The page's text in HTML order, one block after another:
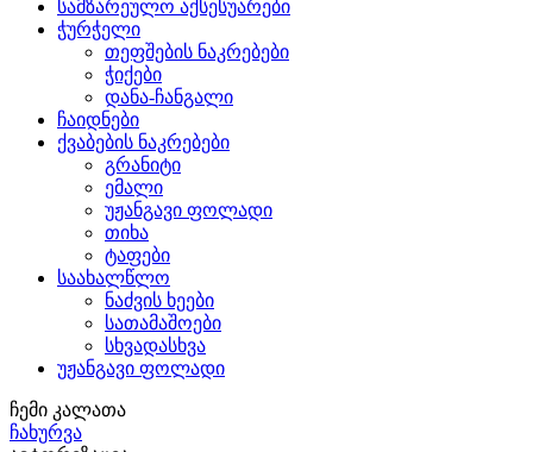
სამზარეულო აქსესუარები
ჭურჭელი
თეფშების ნაკრებები
ჭიქები
დანა-ჩანგალი
ჩაიდნები
ქვაბების ნაკრებები
გრანიტი
ემალი
უჟანგავი ფოლადი
თიხა
ტაფები
საახალწლო
ნაძვის ხეები
სათამაშოები
სხვადასხვა
უჟანგავი ფოლადი
ჩემი კალათა
ჩახურვა